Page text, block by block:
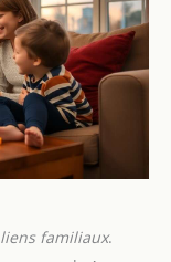
liens familiaux.